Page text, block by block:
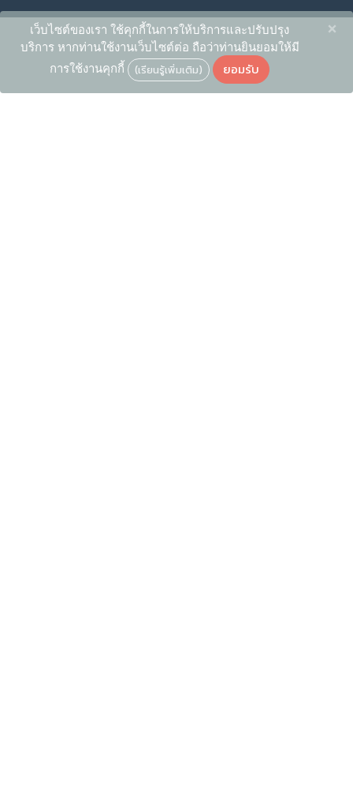
เว็บไซต์ของเรา ใช้คุกกี้ในการให้บริการและปรับปรุง
บริการ หากท่านใช้งานเว็บไซต์ต่อ ถือว่าท่านยินยอมให้มี
การใช้งานคุกกี้ (เรียนรู้เพิ่มเติม) ยอมรับ
×